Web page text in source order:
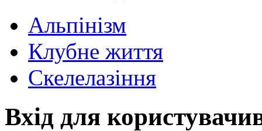
Альпінізм
Клубне життя
Скелелазіння
Вхід для